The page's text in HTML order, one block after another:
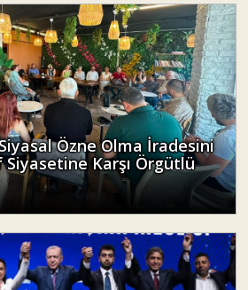
Özne Olma İradesini
Karşı Örgütlü